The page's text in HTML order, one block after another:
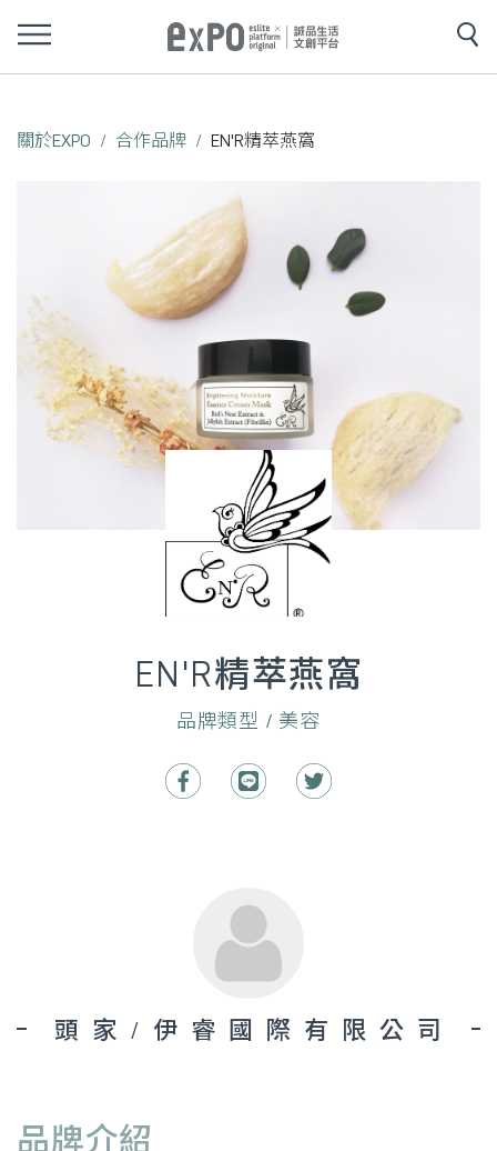
關於EXPO 合作品牌 EN'R精萃燕窩
EN'R精萃燕窩
品牌類型 / 美容
頭家/伊睿國際有限公司
品牌介紹